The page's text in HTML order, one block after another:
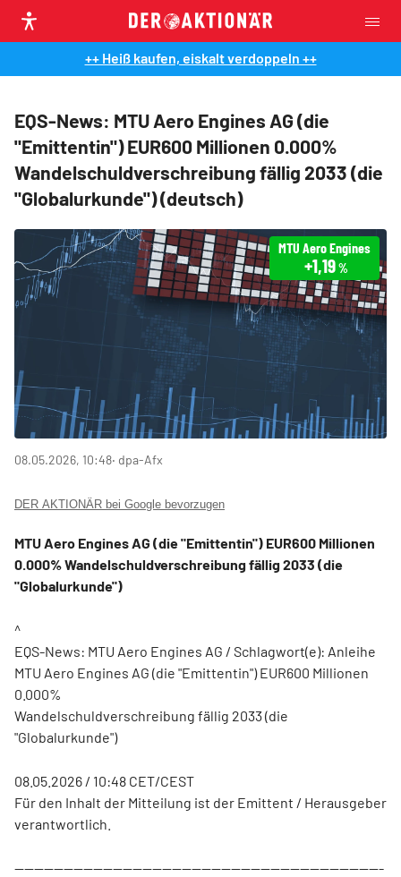
++ Heiß kaufen, eiskalt verdoppeln ++
EQS-News: MTU Aero Engines AG (die
"Emittentin") EUR600 Millionen 0.000%
Wandelschuldverschreibung fällig 2033 (die
"Globalurkunde") (deutsch)
MTU Aero Engines
+1,19%
08.05.2026, 10:48‧ dpa-Afx
DER AKTIONÄR bei Google bevorzugen
MTU Aero Engines AG (die "Emittentin") EUR600 Millionen
0.000% Wandelschuldverschreibung fällig 2033 (die
"Globalurkunde")
^
EQS-News: MTU Aero Engines AG / Schlagwort(e): Anleihe
MTU Aero Engines AG (die "Emittentin") EUR600 Millionen
0.000%
Wandelschuldverschreibung fällig 2033 (die
"Globalurkunde")
08.05.2026 / 10:48 CET/CEST
Für den Inhalt der Mitteilung ist der Emittent / Herausgeber
verantwortlich.
---------------------------------------------------------------------------